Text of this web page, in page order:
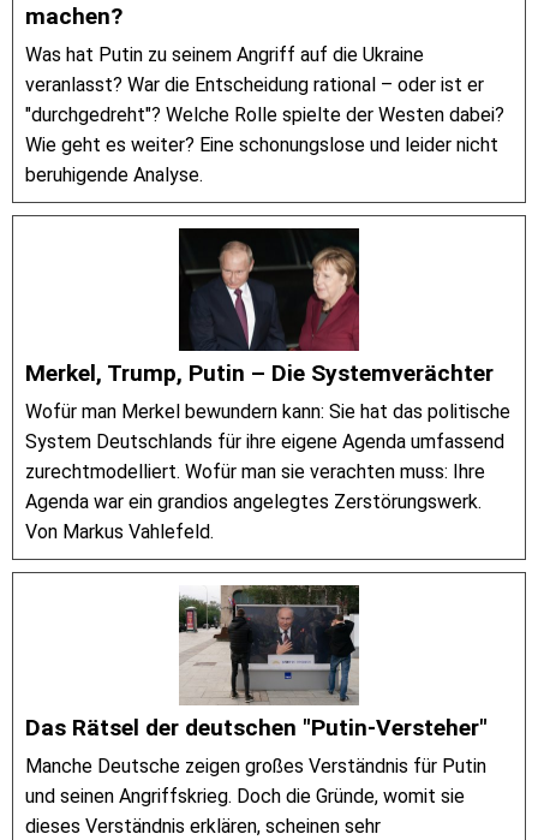
machen?
Was hat Putin zu seinem Angriff auf die Ukraine
veranlasst? War die Entscheidung rational – oder ist er
"durchgedreht"? Welche Rolle spielte der Westen dabei?
Wie geht es weiter? Eine schonungslose und leider nicht
beruhigende Analyse.
Merkel, Trump, Putin – Die Systemverächter
Wofür man Merkel bewundern kann: Sie hat das politische
System Deutschlands für ihre eigene Agenda umfassend
zurechtmodelliert. Wofür man sie verachten muss: Ihre
Agenda war ein grandios angelegtes Zerstörungswerk.
Von Markus Vahlefeld.
Das Rätsel der deutschen "Putin-Versteher"
Manche Deutsche zeigen großes Verständnis für Putin
und seinen Angriffskrieg. Doch die Gründe, womit sie
dieses Verständnis erklären, scheinen sehr